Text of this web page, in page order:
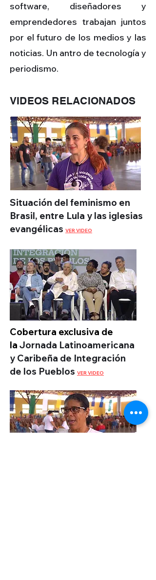
software, diseñadores y
emprendedores trabajan juntos
por el futuro de los medios y las
noticias. Un antro de tecnología y
periodismo.
VIDEOS RELACIONADOS
Situación del feminismo en
Brasil, entre Lula y las iglesias
evangélicas VER VIDEO
Cobertura exclusiva de
la Jornada Latinoamericana
y Caribeña de Integración
de los Pueblos VER VIDEO